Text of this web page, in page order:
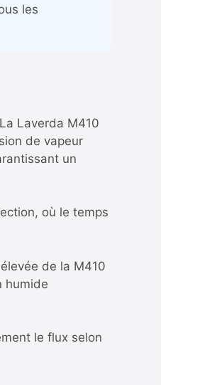
les
Laverda M410
de vapeur
un
où le temps
de la M410
humide
le flux selon